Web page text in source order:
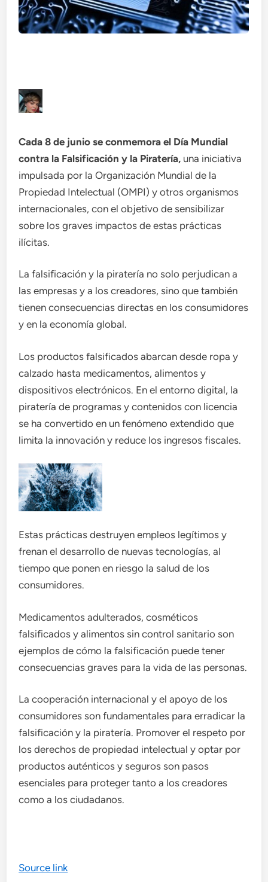
Cada 8 de junio se conmemora el Día Mundial
contra la Falsificación y la Piratería, una iniciativa
impulsada por la Organización Mundial de la
Propiedad Intelectual (OMPI) y otros organismos
internacionales, con el objetivo de sensibilizar
sobre los graves impactos de estas prácticas
ilícitas.
La falsificación y la piratería no solo perjudican a
las empresas y a los creadores, sino que también
tienen consecuencias directas en los consumidores
y en la economía global.
Los productos falsificados abarcan desde ropa y
calzado hasta medicamentos, alimentos y
dispositivos electrónicos. En el entorno digital, la
piratería de programas y contenidos con licencia
se ha convertido en un fenómeno extendido que
limita la innovación y reduce los ingresos fiscales.
Estas prácticas destruyen empleos legítimos y
frenan el desarrollo de nuevas tecnologías, al
tiempo que ponen en riesgo la salud de los
consumidores.
Medicamentos adulterados, cosméticos
falsificados y alimentos sin control sanitario son
ejemplos de cómo la falsificación puede tener
consecuencias graves para la vida de las personas.
La cooperación internacional y el apoyo de los
consumidores son fundamentales para erradicar la
falsificación y la piratería. Promover el respeto por
los derechos de propiedad intelectual y optar por
productos auténticos y seguros son pasos
esenciales para proteger tanto a los creadores
como a los ciudadanos.
Source link